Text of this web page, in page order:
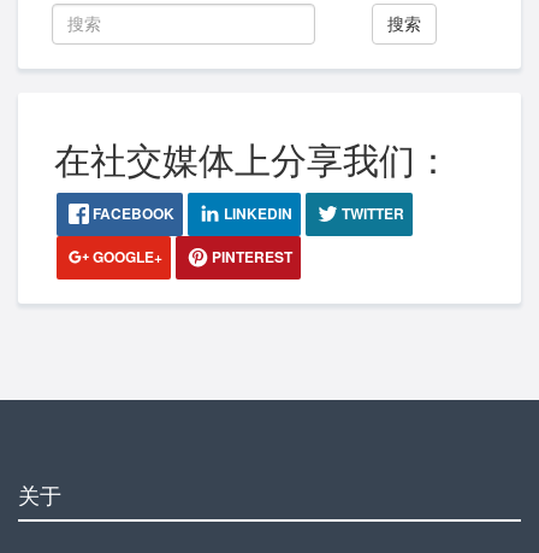
搜索
在社交媒体上分享我们：
FACEBOOK LINKEDIN
TWITTER
GOOGLE+
PINTEREST
关于